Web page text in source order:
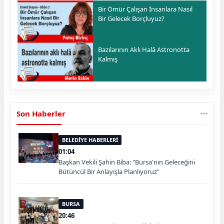
Bir Ömür Çalışan İnsanlara Nasıl
Bir Gelecek Borçluyuz?
Bazılarının Aklı Halâ Astronotta
Kalmış
Son Haberler
BELEDİYE HABERLERİ
01:04
Başkan Vekili Şahin Biba: "Bursa'nın Geleceğini
Bütüncül Bir Anlayışla Planlıyoruz"
BURSA
20:46